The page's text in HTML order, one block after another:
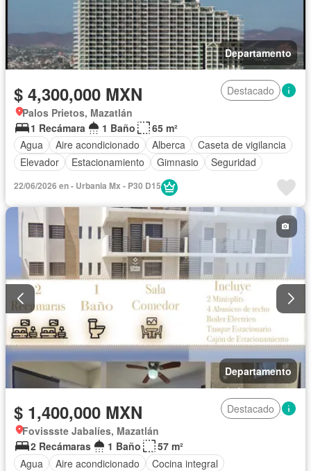
Departamento
$ 4,300,000 MXN
Destacado
Palos Prietos, Mazatlán
1 Recámara
1 Baño
65 m²
Agua
Aire acondicionado Alberca
Caseta de vigilancia
Elevador
Estacionamiento Gimnasio Seguridad
22/06/2026 en - Urbania Mx - P30 D15
Departamento
$ 1,400,000 MXN
Destacado
Fovissste Jabalíes, Mazatlán
2 Recámaras
1 Baño
57 m²
Agua
Aire acondicionado
Cocina integral